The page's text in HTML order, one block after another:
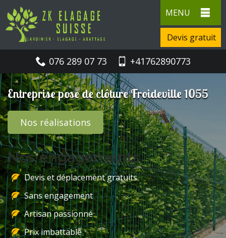
MENU
Devis gratuit
076 289 07 73 +41762890773
Entreprise pose de clôture Froideville 1055
Nos réalisations
Nos engagements
Devis et déplacement gratuits
Sans engagement
Artisan passionné
Prix imbattable